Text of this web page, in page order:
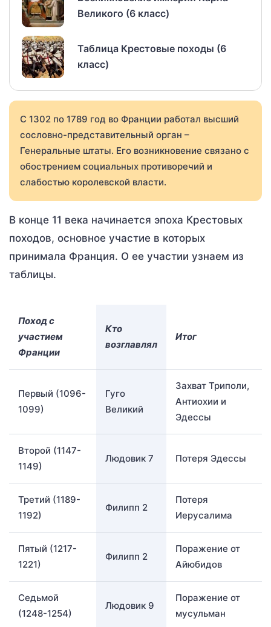
Великого (6 класс)
Таблица Крестовые походы (6
класс)
С 1302 по 1789 год во Франции работал высший
сословно-представительный орган –
Генеральные штаты. Его возникновение связано с
обострением социальных противоречий и
слабостью королевской власти.
В конце 11 века начинается эпоха Крестовых
походов, основное участие в которых
принимала Франция. О ее участии узнаем из
таблицы.
Поход с
участием
Франции
Кто
возглавлял
Итог
Первый (1096-
1099)
Гуго
Великий
Захват Триполи,
Антиохии и
Эдессы
Второй (1147-
1149)
Людовик 7 Потеря Эдессы
Третий (1189-
1192)
Филипп 2
Потеря
Иерусалима
Пятый (1217-
1221)
Филипп 2
Поражение от
Айюбидов
Седьмой
(1248-1254)
Людовик 9
Поражение от
мусульман